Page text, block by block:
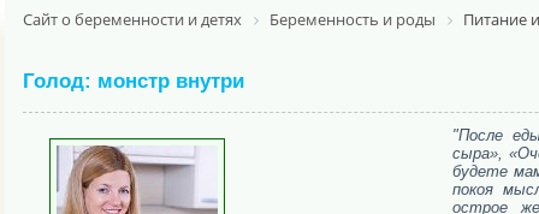
Сайт о беременности и детях Беременность и роды Питание
Голод: монстр внутри
"После
сыра»,
будете
покоя
острое